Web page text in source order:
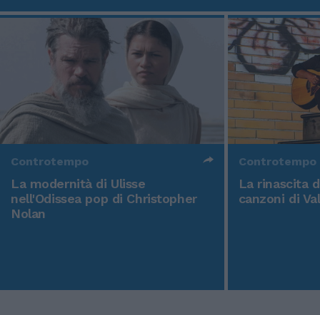
Controtempo
La modernità di Ulisse
nell'Odissea pop di Christopher
Nolan
Controtempo
La rinascita
canzoni di